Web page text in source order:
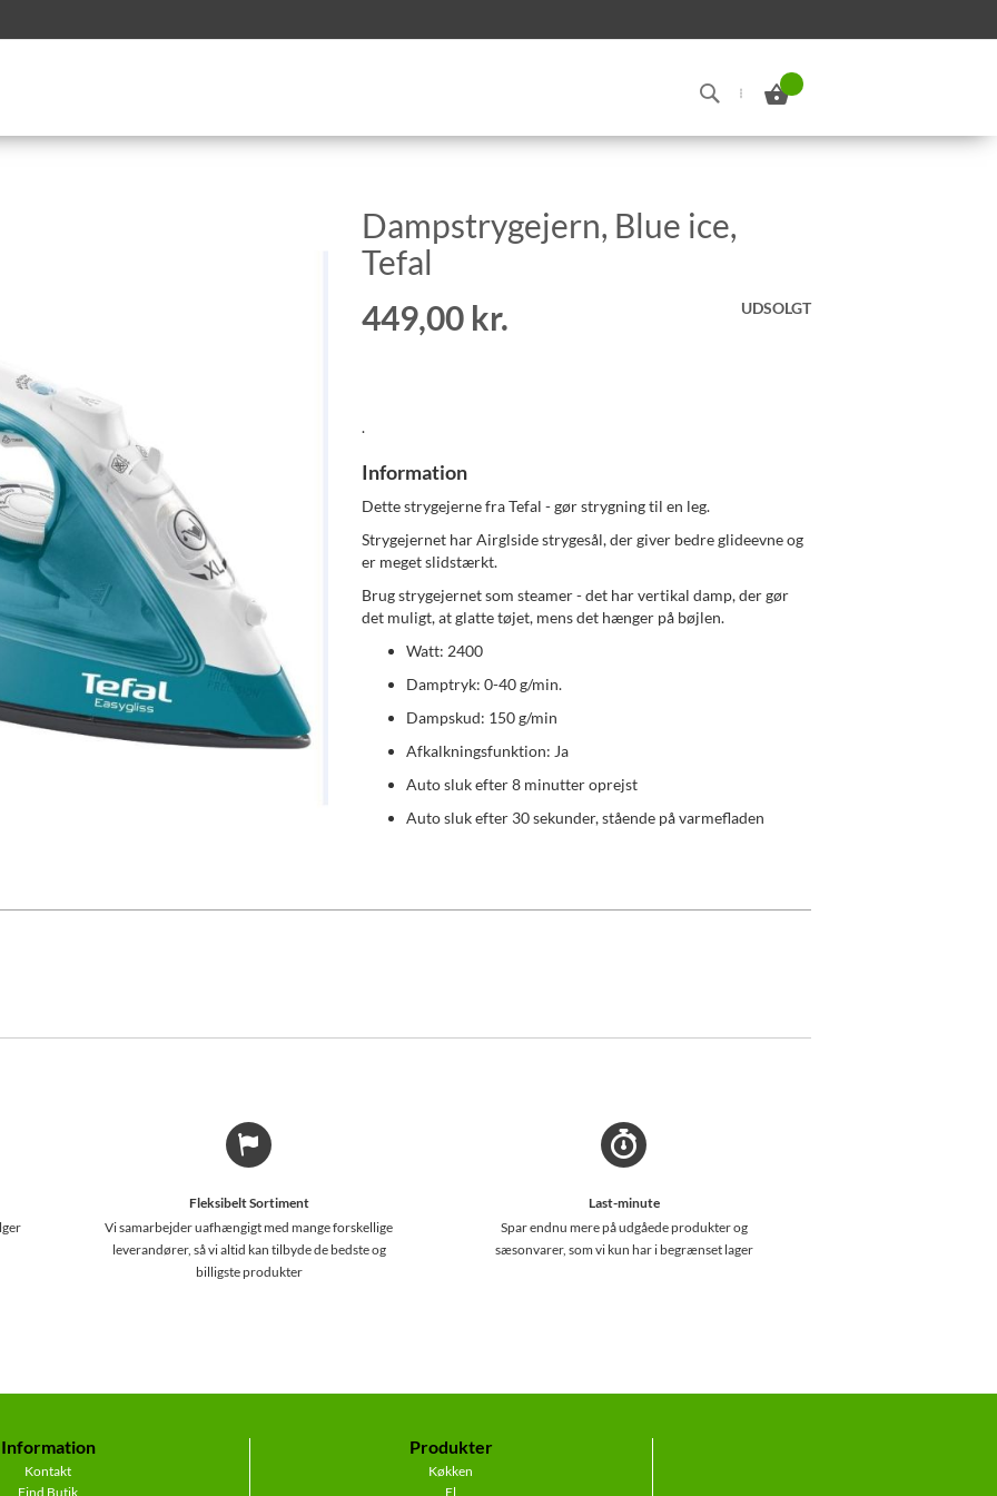
Min indkøbskurv
Search
Dampstrygejern, Blue ice,
Tefal
449,00 kr.
UDSOLGT
.
Information
Dette strygejerne fra Tefal - gør strygning til en leg.
Strygejernet har Airglside strygesål, der giver bedre glideevne og
er meget slidstærkt.
Brug strygejernet som steamer - det har vertikal damp, der gør
det muligt, at glatte tøjet, mens det hænger på bøjlen.
Watt: 2400
Damptryk: 0-40 g/min.
Dampskud: 150 g/min
Afkalkningsfunktion: Ja
Auto sluk efter 8 minutter oprejst
Auto sluk efter 30 sekunder, stående på varmefladen
Fleksibelt Sortiment
Vi samarbejder uafhængigt med mange forskellige
leverandører, så vi altid kan tilbyde de bedste og
billigste produkter
Last-minute
Spar endnu mere på udgåede produkter og
sæsonvarer, som vi kun har i begrænset lager
Information
Kontakt
Find Butik
Produkter
Køkken
El